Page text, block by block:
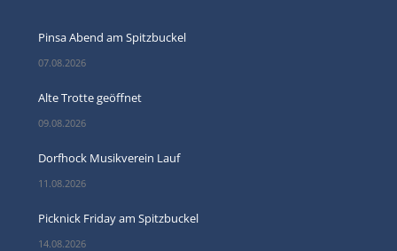
Pinsa Abend am Spitzbuckel
07.08.2026
Alte Trotte geöffnet
09.08.2026
Dorfhock Musikverein Lauf
11.08.2026
Picknick Friday am Spitzbuckel
14.08.2026